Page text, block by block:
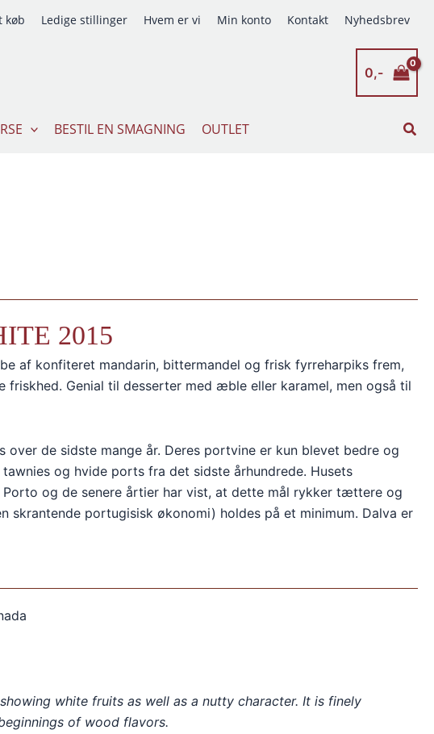
køb Ledige stillinger Hvem er vi Min konto Kontakt Nyhedsbrev
0,-
BESTIL EN SMAGNING OUTLET Søg
2015
af konfiteret mandarin, bittermandel og frisk fyrreharpiks frem,
friskhed. Genial til desserter med æble eller karamel, men også til
de sidste mange år. Deres portvine er kun blevet bedre og
og hvide ports fra det sidste århundrede. Husets
og de senere årtier har vist, at dette mål rykker tættere og
portugisisk økonomi) holdes på et minimum. Dalva er
white fruits as well as a nutty character. It is finely
of wood flavors.